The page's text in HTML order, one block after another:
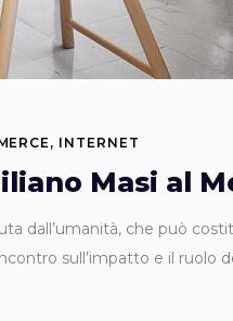
, INTERNET
Masi al
dall’umanità, che può
sull’impatto e il ruolo